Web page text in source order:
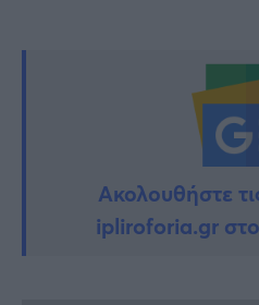
Ακολουθήστε
ipliroforia.gr